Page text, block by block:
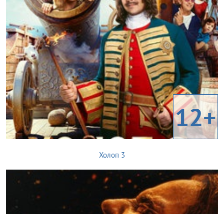
12+
Холоп 3